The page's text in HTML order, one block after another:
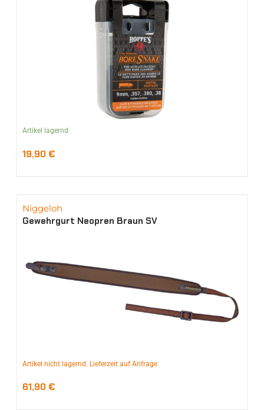
Artikel lagernd
19,90 €
Niggeloh
Gewehrgurt Neopren Braun SV
Artikel nicht lagernd. Lieferzeit auf Anfrage
61,90 €